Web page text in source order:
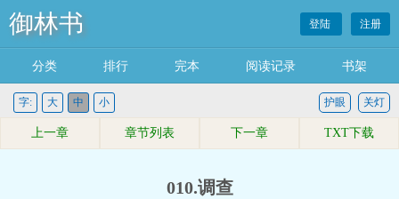
御林书 登陆 注册
分类 排行 完本 阅读记录 书架
字: 大 中 小 关灯
护眼
上一章 章节列表 下一章 TXT下载
010.调查